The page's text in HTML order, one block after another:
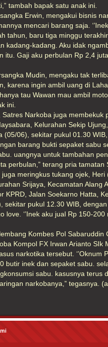
tambah bapak satu anak ini.
Erwin, mengakui bisnis
mencari barang saja.
tahun, baru tiga minggu
kadang-kadang. Aku idak
itu. Gaji aku perbulan Rp 2,4
Mudin, mengaku tak
karena ingin ambil uang di
tau Wawan mau ambil
ini.
Satres Narkoba juga membekuk
Kelurahan Sekip
(05/06), sekitar pukul 01.30
barang bukti sepaket sabu
uangnya untuk tambahan
perbulan,” terang pria tamatan
juga meringkus tukang ojek,
Srijaya, Kecamatan Alang
KPRD, Jalan Soekarno Hatta,
sekitar pukul 12.30 WIB,
love. ‘’Inek aku jual Rp 150-
Kombes Pol Sabaruddin
Kompol FX Irwan Arianto SIk
narkotika tersebut. ‘’Oknum
butir inek dan sepaket sabu.
sabu. kasusnya terus
narkobanya,” tegasnya.